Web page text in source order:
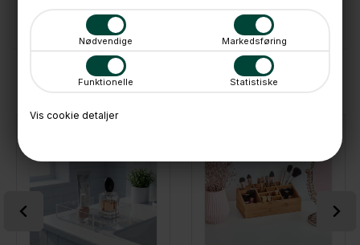
Nødvendige Markedsføring
Funktionelle Statistiske
Vis cookie detaljer
Kundeservicemail@boxdelux.dk
ANDRE IDÉER